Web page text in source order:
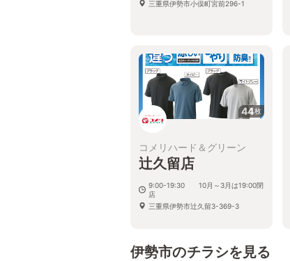
三重県伊勢市小俣町宮前296-1
44枚
コメリハード＆グリーン
辻久留店
9:00-19:30 10月～3月は19:00閉
店
三重県伊勢市辻久留3-369-3
伊勢市のチラシを見る